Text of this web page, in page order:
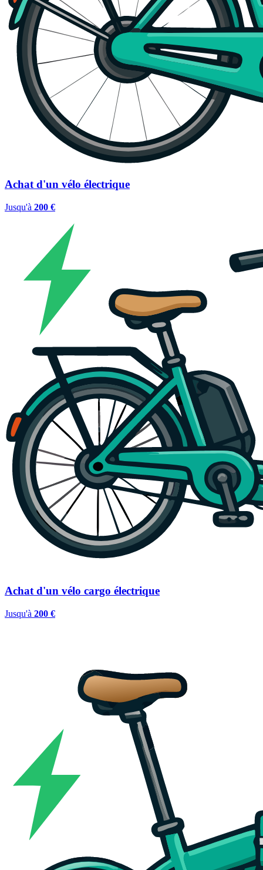
Achat d'un vélo électrique
Jusqu'à 200 €
Achat d'un vélo cargo électrique
Jusqu'à 200 €